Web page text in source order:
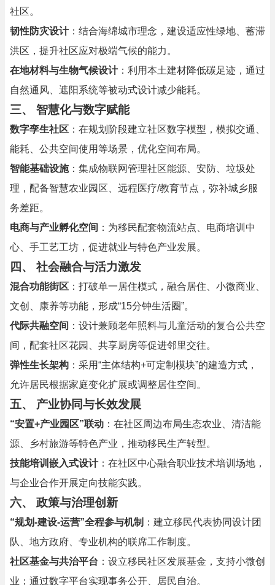
社区。
韧性防灾设计：结合海绵城市理念，建设适应性绿地、蓄滞
洪区，提升社区应对极端气候的能力。
在地材料与生物气候设计：利用本土建材降低碳足迹，通过
自然通风、遮阳系统等被动式设计减少能耗。
三、 智慧化与数字赋能
数字孪生社区 ：在规划阶段建立社区数字模型，模拟交通、
能耗、公共空间使用等场景，优化空间布局。
智能基础设施：集成物联网管理社区能源、安防、垃圾处
理，配备智慧农业园区、远程医疗/教育节点，弥补城乡服
务差距。
电商与产业孵化空间 ：为移民配套物流站点、电商培训中
心、手工艺工坊，促进就业与特色产业发展。
四、 社会融合与活力激发
混合功能街区 ：打破单一居住模式，融合居住、小微商业、
文创、康养等功能，形成“15分钟生活圈”。
代际共融空间 ：设计兼顾老年照料与儿童活动的复合公共空
间，配套社区花园、共享厨房等促进邻里交往。
弹性生长架构 ：采用“主体结构+可定制模块”的建造方式，
允许居民根据家庭变化扩展或调整居住空间。
五、 产业协同与长效发展
“安置+产业园区”联动 ：在社区周边布局生态农业、清洁能
源、乡村旅游等特色产业，推动移民生产转型。
技能培训嵌入式设计：在社区中心融合职业技术培训场地，
与企业合作开展定向技能实践。
六、 政策与治理创新
“规划-建设-运营”全程参与机制 ：建立移民代表协同设计团
队、地方政府、专业机构的联席工作制度。
社区基金与共治平台 ：设立移民社区发展基金，支持小微创
业；通过数字平台实现事务公开、居民自治。